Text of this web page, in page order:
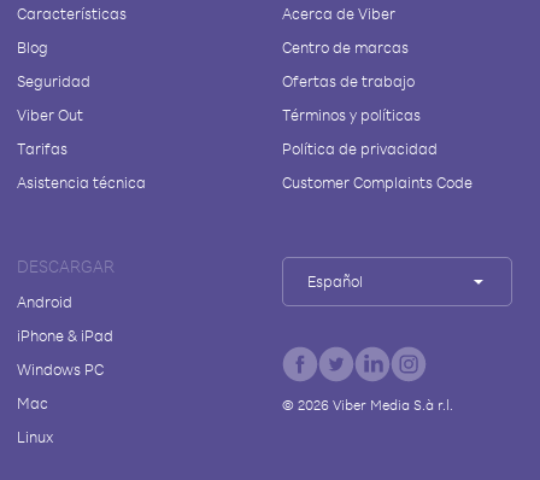
Características
Blog
Seguridad
Viber Out
Tarifas
Asistencia técnica
Acerca de Viber
Centro de marcas
Ofertas de trabajo
Términos y políticas
Política de privacidad
Customer Complaints Code
DESCARGAR
Android
iPhone & iPad
Windows PC
Mac
Linux
Español
© 2026Viber Media S.à r.l.